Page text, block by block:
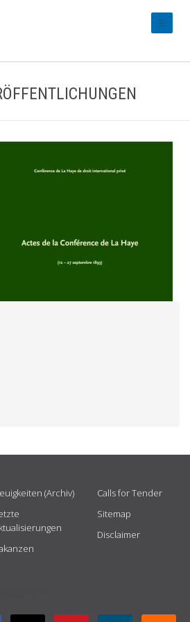
(Archiv)
Calls for Tender
Sitemap
Disclaimer